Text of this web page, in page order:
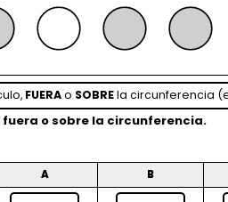
FUERAo SOBREla circunferencia
fuera o sobre la circunferencia.
A B